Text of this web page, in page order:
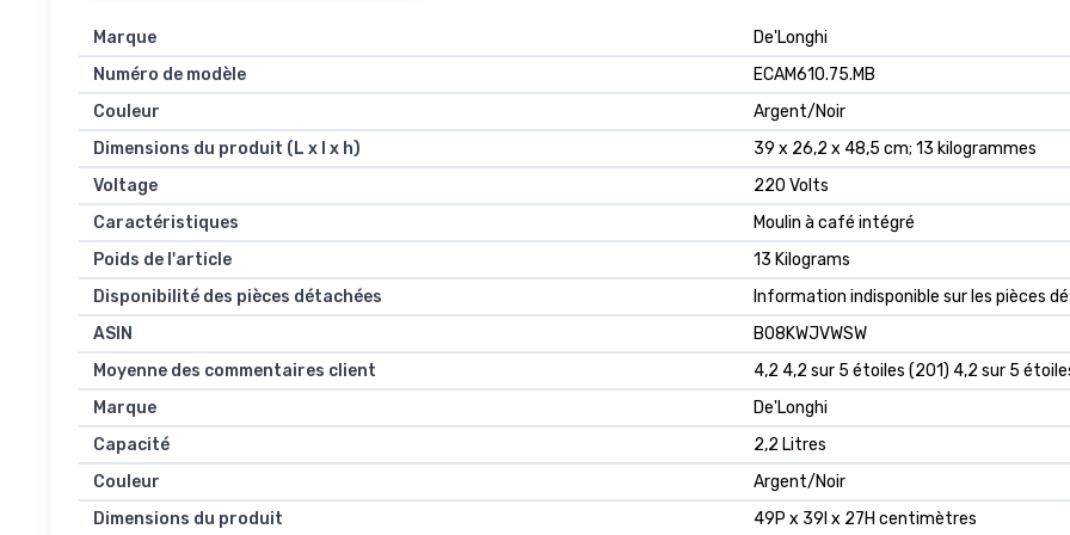
Marque
‎De'Longhi
Numéro de modèle
‎ECAM610.75.MB
Couleur
‎Argent/Noir
Dimensions du produit (L x l x h)
‎39 x 26,2 x 48,5 cm; 13 kilogrammes
Voltage
‎220 Volts
Caractéristiques
‎Moulin à café intégré
Poids de l'article
‎13 Kilograms
Disponibilité des pièces détachées
‎Information indisponible sur les pièces
ASIN
B08KWJVWSW
Moyenne des commentaires client
4,2 4,2 sur 5 étoiles (201) 4,2 sur 5
Marque
De'Longhi
Capacité
2,2 Litres
Couleur
Argent/Noir
Dimensions du produit
49P x 39l x 27H centimètres